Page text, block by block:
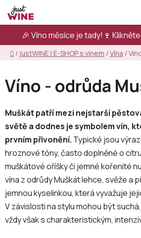
Přejít
na
obsah
🎉 Víno měsíce je tady!🍷
Domů
/ justWINE | E-SHOP s vínem /Vína /
Víno - odrůda
Muškát patří mezi nejstarší
světě a dodnes je symbolem vín,
prvním přivonění. Typické jsou
hroznové tóny, často doplněné o
muškátové oříšky či jemné kořenité
vína z odrůdy Muškát lehce, svěže a
jemnou kyselinkou, která vyvažuje
V závislosti na stylu mohou být
vždy však s charakteristickým,